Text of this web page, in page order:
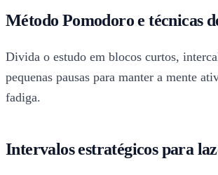
Método Pomodoro e técnicas
Divida o estudo em blocos curtos,
pequenas pausas para manter a mente
fadiga.
Intervalos estratégicos para